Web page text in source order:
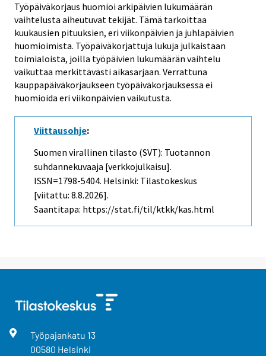
Työpäiväkorjaus huomioi arkipäivien lukumäärän
vaihtelusta aiheutuvat tekijät. Tämä tarkoittaa
kuukausien pituuksien, eri viikonpäivien ja juhlapäivien
huomioimista. Työpäiväkorjattuja lukuja julkaistaan
toimialoista, joilla työpäivien lukumäärän vaihtelu
vaikuttaa merkittävästi aikasarjaan. Verrattuna
kauppapäiväkorjaukseen työpäiväkorjauksessa ei
huomioida eri viikonpäivien vaikutusta.
Viittausohje:
Suomen virallinen tilasto (SVT): Tuotannon
suhdannekuvaaja [verkkojulkaisu].
ISSN=1798-5404. Helsinki: Tilastokeskus
[viitattu: 8.8.2026].
Saantitapa: https://stat.fi/til/ktkk/kas.html
Työpajankatu 13
00580 Helsinki